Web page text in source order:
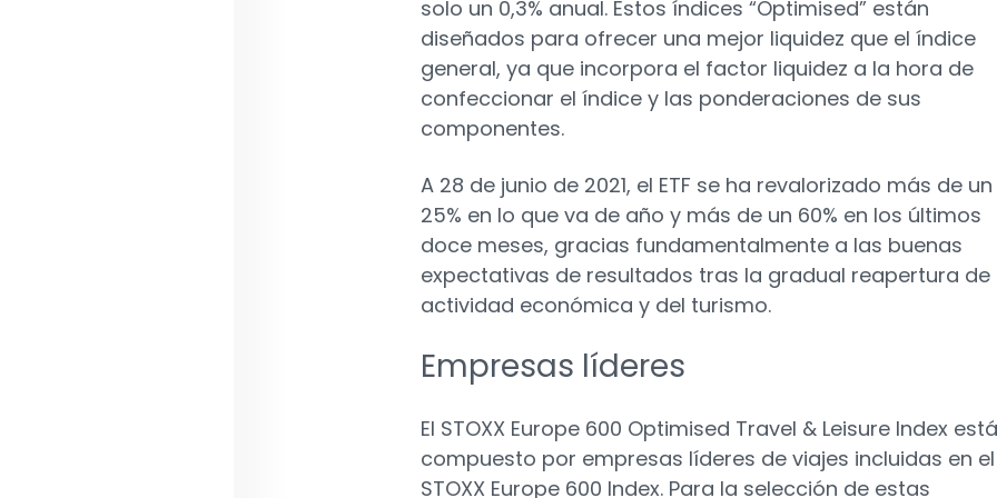
solo un 0,3% anual. Estos índices “Optimised” están
diseñados para ofrecer una mejor liquidez que el índice
general, ya que incorpora el factor liquidez a la hora de
confeccionar el índice y las ponderaciones de sus
componentes.
A 28 de junio de 2021, el ETF se ha revalorizado más de un
25% en lo que va de año y más de un 60% en los últimos
doce meses, gracias fundamentalmente a las buenas
expectativas de resultados tras la gradual reapertura de
actividad económica y del turismo.
Empresas líderes
El STOXX Europe 600 Optimised Travel & Leisure Index está
compuesto por empresas líderes de viajes incluidas en el
STOXX Europe 600 Index. Para la selección de estas